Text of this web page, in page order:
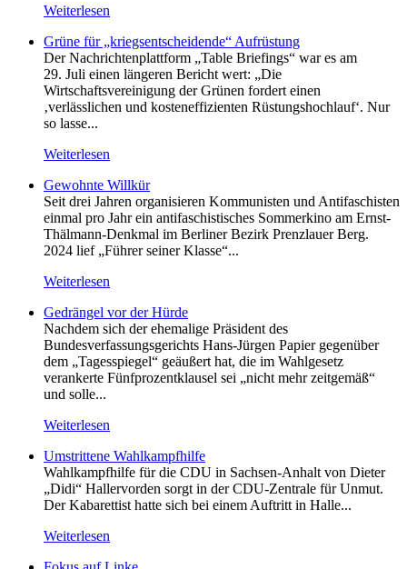
Weiterlesen
Grüne für „kriegsentscheidende“ Aufrüstung
Der Nachrichtenplattform „Table Briefings“ war es am
29. Juli einen längeren Bericht wert: „Die
Wirtschaftsvereinigung der Grünen fordert einen
‚verlässlichen und kosteneffizienten Rüstungshochlauf‘. Nur
so lasse...
Weiterlesen
Gewohnte Willkür
Seit drei Jahren organisieren Kommunisten und Antifaschisten
einmal pro Jahr ein antifaschistisches Sommerkino am Ernst-
Thälmann-Denkmal im Berliner Bezirk Prenzlauer Berg.
2024 lief „Führer seiner Klasse“...
Weiterlesen
Gedrängel vor der Hürde
Nachdem sich der ehemalige Präsident des
Bundesverfassungsgerichts Hans-Jürgen Papier gegenüber
dem „Tagesspiegel“ geäußert hat, die im Wahlgesetz
verankerte Fünfprozentklausel sei „nicht mehr zeitgemäß“
und solle...
Weiterlesen
Umstrittene Wahlkampfhilfe
Wahlkampfhilfe für die CDU in Sachsen-Anhalt von Dieter
„Didi“ Hallervorden sorgt in der CDU-Zentrale für Unmut.
Der Kabarettist hatte sich bei einem Auftritt in Halle...
Weiterlesen